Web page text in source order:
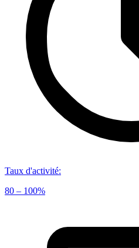
Taux d'activité:
80 – 100%